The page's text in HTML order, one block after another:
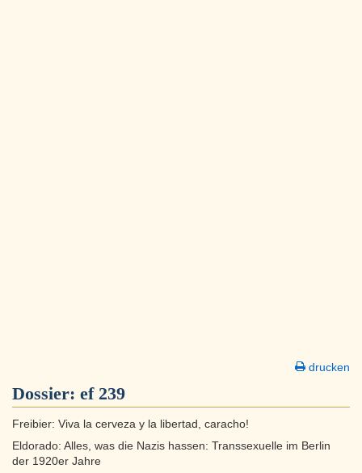
drucken
Dossier: ef 239
Freibier: Viva la cerveza y la libertad, caracho!
Eldorado: Alles, was die Nazis hassen: Transsexuelle im Berlin
der 1920er Jahre